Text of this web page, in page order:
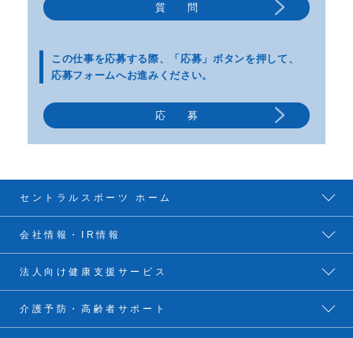
この仕事を応募する際、
「応募」ボタンを押して、
応募フォームへお進みください。
質 問
応 募
セントラルスポーツ ホーム
会社情報・IR情報
法人向け健康支援サービス
介護予防・高齢者サポート